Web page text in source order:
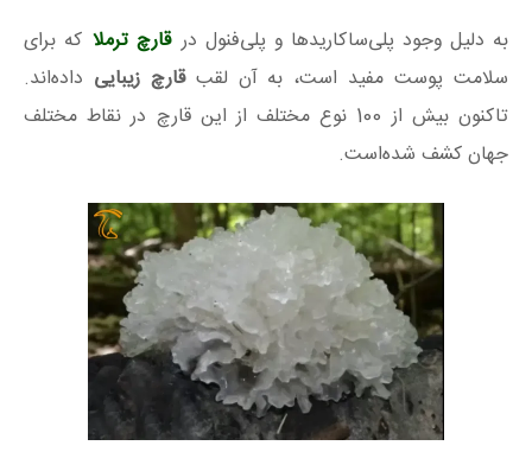
به دلیل وجود پلی‌ساکاریدها و پلی‌فنول در قارچ ترملا که برای
سلامت پوست مفید است، به آن لقبقارچ زیبایی داده‌اند.
تاکنون بیش از 100 نوع مختلف از این قارچ در نقاط مختلف
جهان کشف شده‌است.